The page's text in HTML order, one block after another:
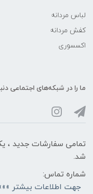
لباس مردانه
کفش مردانه
اکسسوری
ما را در شبکه‌های اجتماعی
شد.
شماره تماس:
جهت اطلاعات بیشتر